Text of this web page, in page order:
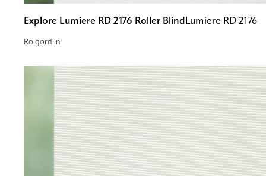
Explore Lumiere RD 2176 Roller Blind Lumiere RD 2176
Rolgordijn